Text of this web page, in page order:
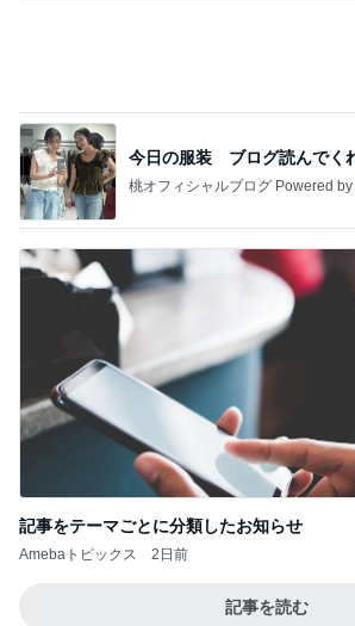
今日の服装 ブログ読んでく
桃オフィシャルブログ Powered
記事をテーマごとに分類したお知らせ
Amebaトピックス 2日前
記事を読む